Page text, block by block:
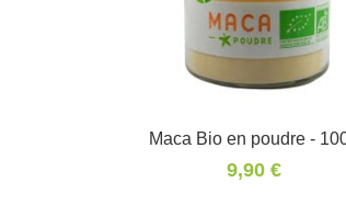
Panier
Maca Bio en poudre -
9,90 €